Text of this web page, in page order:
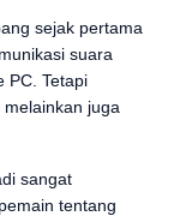
sejak pertama
suara
PC. Tetapi
juga
sangat
tentang